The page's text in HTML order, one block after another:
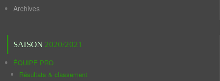
Archives
SAISON 2020/2021
ÉQUIPE PRO
Résultats & classement